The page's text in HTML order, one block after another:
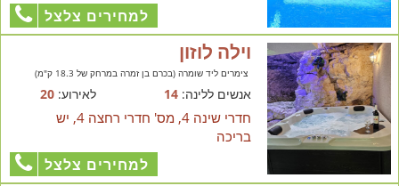
למחירים צלצל
וילה לוזון
צימרים ליד שומרה (בכרם בן זמרה במרחק של 18.3 ק"מ)
אנשים ללינה:14 לאירוע:20
חדרי שינה 4, מס' חדרי רחצה 4, יש
בריכה
למחירים צלצל